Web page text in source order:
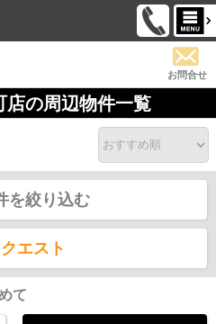
お問合せ
店の周辺物件一覧
を絞り込む
エスト
て